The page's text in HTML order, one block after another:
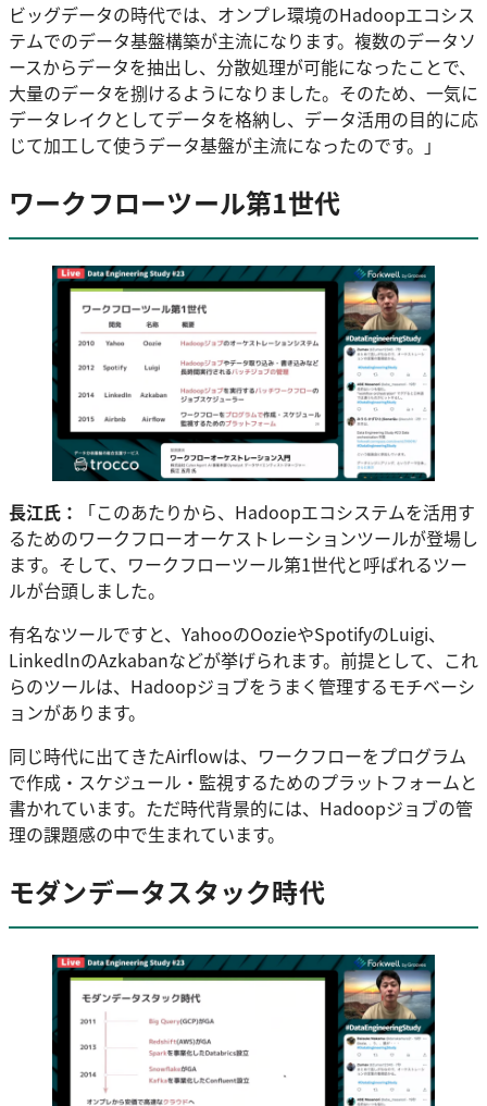
ビッグデータの時代では、オンプレ環境のHadoopエコシス
テムでのデータ基盤構築が主流になります。複数のデータソ
ースからデータを抽出し、分散処理が可能になったことで、
大量のデータを捌けるようになりました。そのため、一気に
データレイクとしてデータを格納し、データ活用の目的に応
じて加工して使うデータ基盤が主流になったのです。」
ワークフローツール第1世代
長江氏：
「このあたりから、Hadoopエコシステムを活用す
るためのワークフローオーケストレーションツールが登場し
ます。そして、ワークフローツール第1世代と呼ばれるツー
ルが台頭しました。
有名なツールですと、YahooのOozieやSpotifyのLuigi、
LinkedlnのAzkabanなどが挙げられます。前提として、これ
らのツールは、Hadoopジョブをうまく管理するモチベーシ
ョンがあります。
同じ時代に出てきたAirflowは、ワークフローをプログラム
で作成・スケジュール・監視するためのプラットフォームと
書かれています。ただ時代背景的には、Hadoopジョブの管
理の課題感の中で生まれています。
モダンデータスタック時代